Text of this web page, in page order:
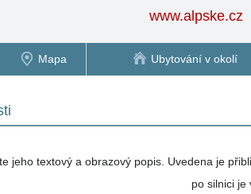
www.alpske.cz
Mapa Ubytování v okolí
jeho textový a obrazový popis. Uvedena je
po silnici je